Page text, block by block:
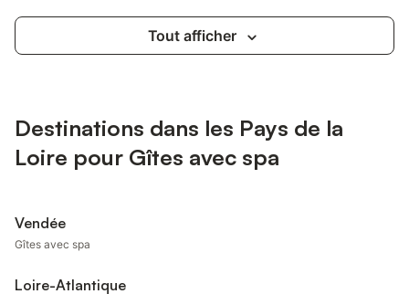
Tout afficher
Destinations dans les Pays de la
Loire pour Gîtes avec spa
Vendée
Gîtes avec spa
Loire-Atlantique